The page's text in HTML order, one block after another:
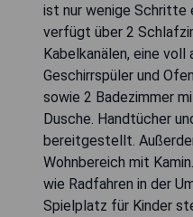
ist nur wenige Schritte
verfügt über 2
Kabelkanälen, eine
Geschirrspüler und
sowie 2 Badezimmer
Dusche. Handtücher
bereitgestellt.
Wohnbereich mit
wie Radfahren in der
Spielplatz für Kinder